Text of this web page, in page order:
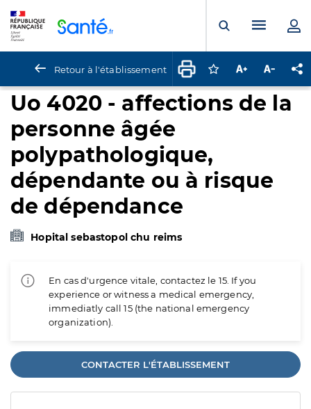
Ouvrir laMenu
Retour à l'établissement Connectez-vous
Augmenter la
Uo 4020 - affections de la
personne âgée
polypathologique,
dépendante ou à risque
de dépendance
Hopital sebastopol chu reims
En cas d'urgence vitale, contactez le 15. If you
experience or witness a medical emergency,
immediatly call 15 (the national emergency
organization).
CONTACTER L'ÉTABLISSEMENT